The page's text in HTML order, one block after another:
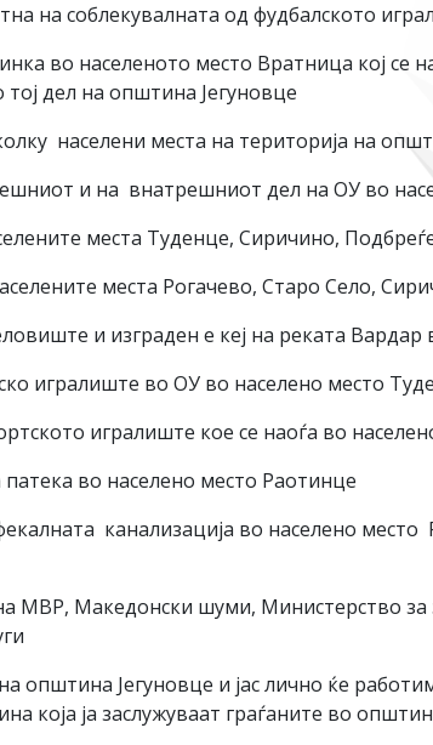
на соблекувалната од фудбалското
во населеното место Вратница кој се
дел на општина Јегуновце
населени места на територија на
и на внатрешниот дел на ОУ во
места Туденце, Сиричино,
места Рогачево, Старо Село,
и изграден е кеј на реката
игралиште во ОУ во населено место
игралиште кое се наоѓа во
во населено место Раотинце
канализација во населено
МВР, Македонски шуми, Министерство за
општина Јегуновце и јас лично ќе
која ја заслужуваат граѓаните во